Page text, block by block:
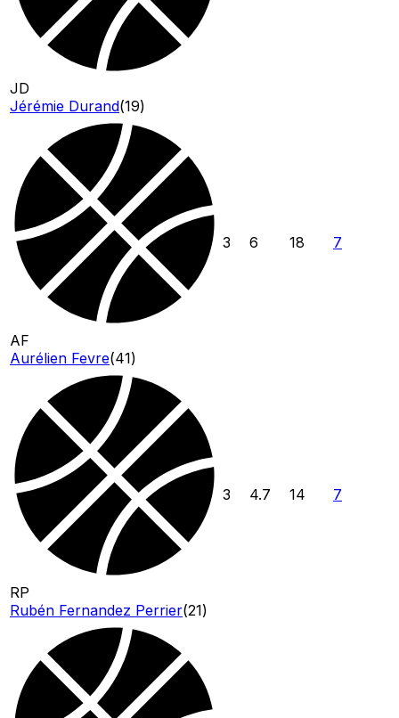
JD
Jérémie Durand(19)
AF
Aurélien Fevre(41)
3 6 18 7
RP
Rubén Fernandez Perrier(21)
3 4.7 14 7